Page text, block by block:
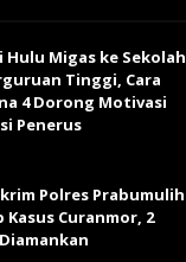
Hulu Migas ke Sekolah
Tinggi, Cara
4 Dorong Motivasi
Penerus
Polres Prabumulih
Kasus Curanmor, 2